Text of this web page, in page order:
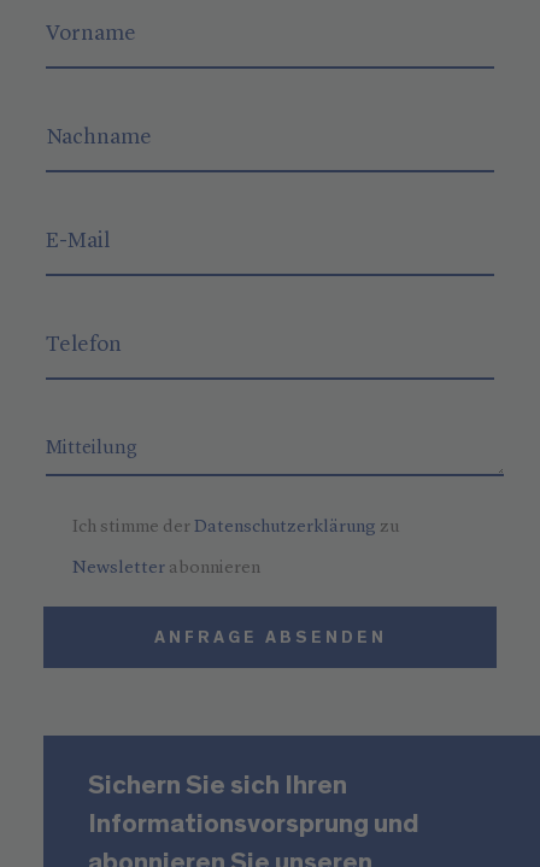
Ich stimme derDatenschutzerklärung zu
Newsletter abonnieren
ANFRAGE ABSENDEN
Sichern Sie sich Ihren
Informationsvorsprung und